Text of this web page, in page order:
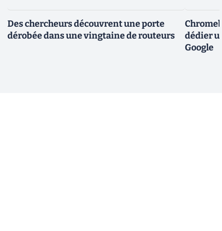
Des chercheurs découvrent une porte
dérobée dans une vingtaine de routeurs
dédier
Google